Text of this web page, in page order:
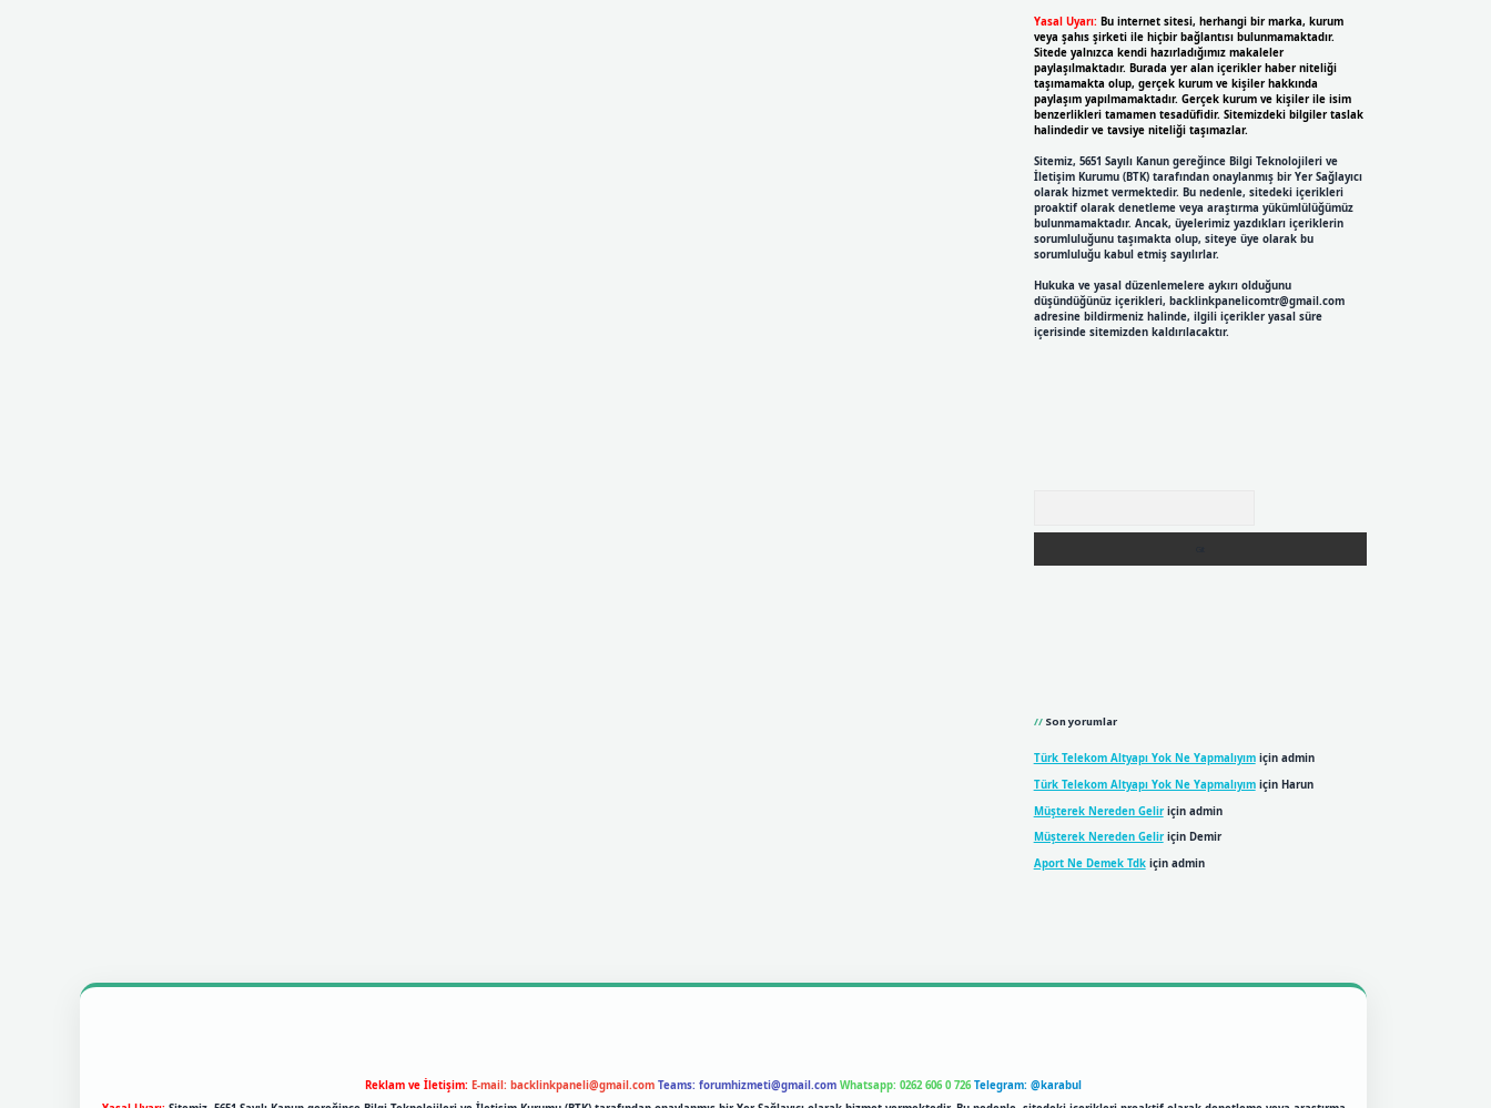
Yasal Uyarı: Bu internet sitesi, herhangi bir marka, kurum
veya şahıs şirketi ile hiçbir bağlantısı bulunmamaktadır.
Sitede yalnızca kendi hazırladığımız makaleler
paylaşılmaktadır. Burada yer alan içerikler haber niteliği
taşımamakta olup, gerçek kurum ve kişiler hakkında
paylaşım yapılmamaktadır. Gerçek kurum ve kişiler ile isim
benzerlikleri tamamen tesadüfidir. Sitemizdeki bilgiler taslak
halindedir ve tavsiye niteliği taşımazlar.
Sitemiz, 5651 Sayılı Kanun gereğince Bilgi Teknolojileri ve
İletişim Kurumu (BTK) tarafından onaylanmış bir Yer Sağlayıcı
olarak hizmet vermektedir. Bu nedenle, sitedeki içerikleri
proaktif olarak denetleme veya araştırma yükümlülüğümüz
bulunmamaktadır. Ancak, üyelerimiz yazdıkları içeriklerin
sorumluluğunu taşımakta olup, siteye üye olarak bu
sorumluluğu kabul etmiş sayılırlar.
Hukuka ve yasal düzenlemelere aykırı olduğunu
düşündüğünüz içerikleri, backlinkpanelicomtr@gmail.com
adresine bildirmeniz halinde, ilgili içerikler yasal süre
içerisinde sitemizden kaldırılacaktır.
Son yorumlar
Türk Telekom Altyapı Yok Ne Yapmalıyımiçin admin
Türk Telekom Altyapı Yok Ne Yapmalıyımiçin Harun
Müşterek Nereden Geliriçin admin
Müşterek Nereden Geliriçin Demir
Aport Ne Demek Tdkiçin admin
Reklam ve İletişim: E-mail: backlinkpaneli@gmail.com Teams: forumhizmeti@gmail.com Whatsapp: 0262 606 0 726 Telegram: @karabul